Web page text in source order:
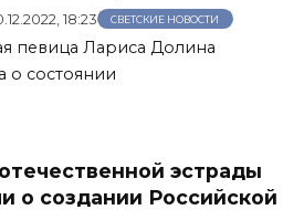
18:23 СВЕТСКИЕ НОВОСТИ
певица Лариса Долина
о состоянии
эстрады
о создании Российской